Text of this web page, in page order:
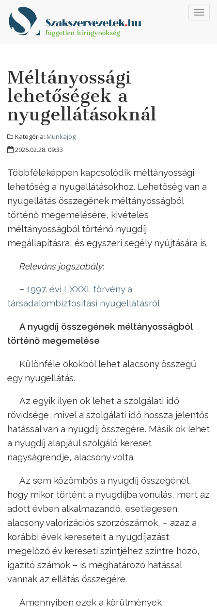
Méltányossági
lehetőségek a
nyugellátásoknál
Kategória: Munkajog
2026.02.28. 09:33
Többféleképpen kapcsolódik méltányossági
lehetőség a nyugellátásokhoz. Lehetőség van a
nyugellátás összegének méltányosságból
történő megemelésére, kivételes
méltányosságból történő nyugdíj
megállapításra, és egyszeri segély nyújtására is.
Releváns jogszabály:
– 1997. évi LXXXI. törvény a
társadalombiztosítási nyugellátásról
A nyugdíj összegének méltányosságból
történő megemelése
Különféle okokból lehet alacsony összegű
egy nyugellátás.
Az egyik ilyen ok lehet a szolgálati idő
rövidsége, mivel a szolgálati idő hossza jelentős
hatással van a nyugdíj összegére. Másik ok lehet
a nyugdíj alapjául szolgáló kereset
nagyságrendje, alacsony volta.
Az sem közömbös a nyugdíj összegénél,
hogy mikor történt a nyugdíjba vonulás, mert az
adott évben alkalmazandó, esetlegesen
alacsony valorizációs szorzószámok, – azaz a
korábbi évek kereseteit a nyugdíjazást
megelőző év kereseti szintjéhez szintre hozó,
igazító számok – is meghatározó hatással
vannak az ellátás összegére.
Amennyiben ezek a körülmények